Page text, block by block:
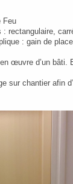
Feu
rectangulaire,
: gain de place.
œuvre d’un bâti.
sur chantier afin